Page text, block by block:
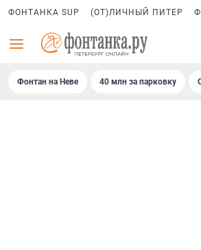
ФОНТАНКА SUP (ОТ)ЛИЧНЫЙ ПИТЕР
Фонтан на Неве 40 млн за парковку